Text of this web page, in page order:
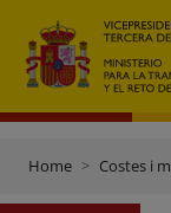
Home Costes i